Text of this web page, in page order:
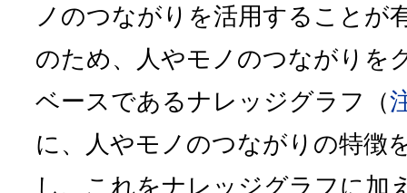
ノのつながりを活用することが
のため、人やモノのつながりを
ベースであるナレッジグラフ（
に、人やモノのつながりの特徴
し、これをナレッジグラフに加